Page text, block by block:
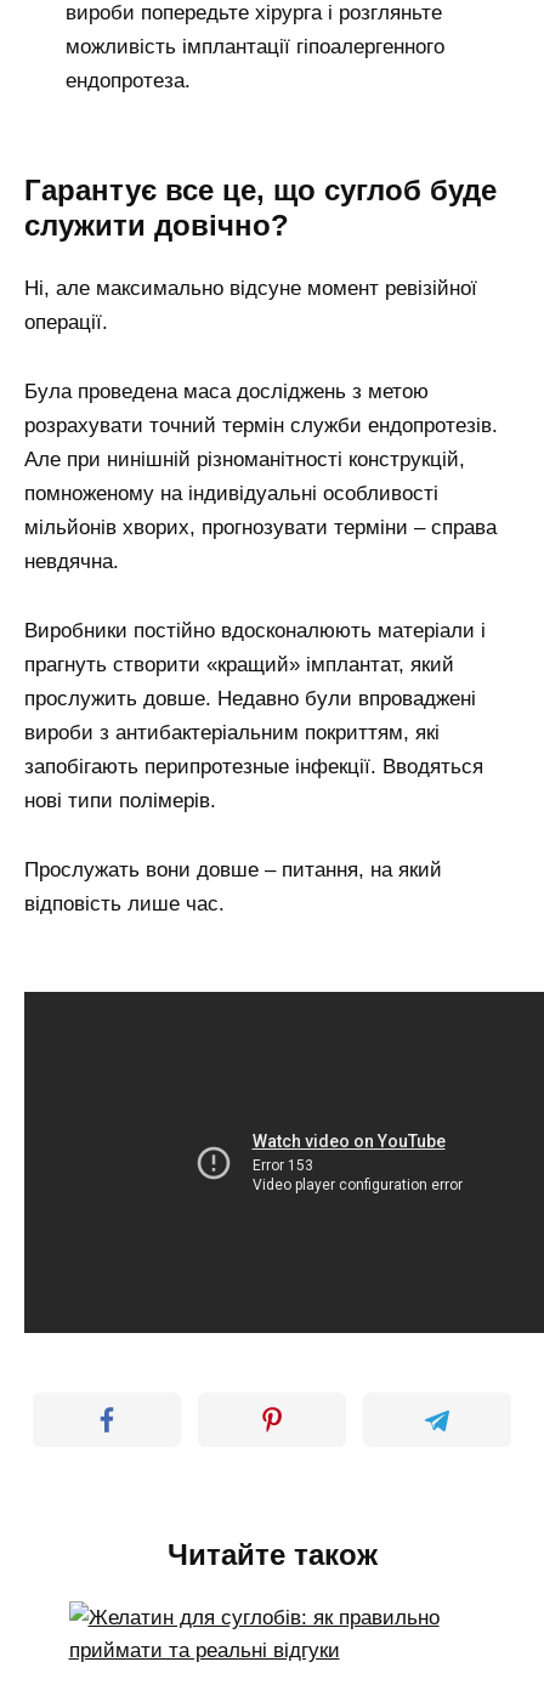
вироби попередьте хірурга і розгляньте
можливість імплантації гіпоалергенного
ендопротеза.
Гарантує все це, що суглоб буде
служити довічно?
Ні, але максимально відсуне момент ревізійної
операції.
Була проведена маса досліджень з метою
розрахувати точний термін служби ендопротезів.
Але при нинішній різноманітності конструкцій,
помноженому на індивідуальні особливості
мільйонів хворих, прогнозувати терміни – справа
невдячна.
Виробники постійно вдосконалюють матеріали і
прагнуть створити «кращий» імплантат, який
прослужить довше. Недавно були впроваджені
вироби з антибактеріальним покриттям, які
запобігають перипротезные інфекції. Вводяться
нові типи полімерів.
Прослужать вони довше – питання, на який
відповість лише час.
Читайте також